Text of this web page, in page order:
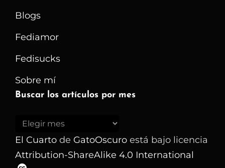
Blogs
Fediamor
Fedisucks
Sobre mí
Buscar los artículos por mes
Buscar
los
artículos
El Cuarto de GatoOscuro está bajo licencia
Attribution-ShareAlike 4.0 International